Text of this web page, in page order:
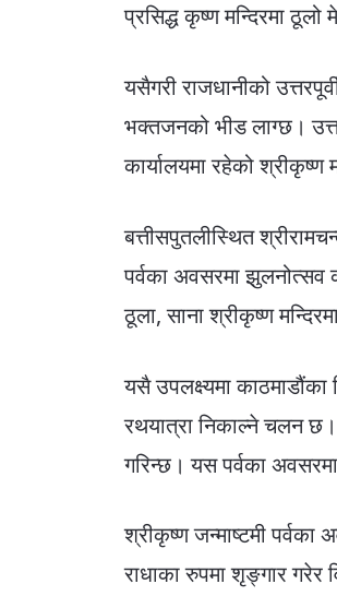
प्रसिद्ध कृष्ण मन्दिरमा ठूलो
यसैगरी राजधानीको
भक्तजनको भीड लाग्छ।
कार्यालयमा रहेको
बत्तीसपुतलीस्थित
पर्वका अवसरमा झुलनोत्सव
ठूला, साना श्रीकृष्ण
यसै उपलक्ष्यमा काठमाडौंका
रथयात्रा निकाल्ने चलन
गरिन्छ। यस पर्वका
श्रीकृष्ण जन्माष्टमी पर्वका
राधाका रुपमा शृङ्गार गरेर